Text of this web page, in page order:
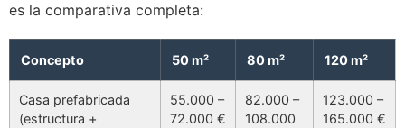
es la comparativa completa:
Concepto 50 m² 80 m² 120 m²
Casa prefabricada
(estructura +
55.000 –
72.000 €
82.000 –
108.000
123.000 –
165.000 €